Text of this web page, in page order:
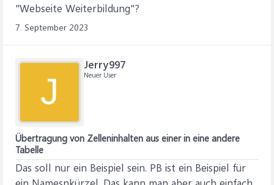
"Webseite Weiterbildung"?
7. September 2023
J
Jerry997
Neuer User
Übertragung von Zelleninhalten aus einer in eine andere
Tabelle
Das soll nur ein Beispiel sein. PB ist ein Beispiel für